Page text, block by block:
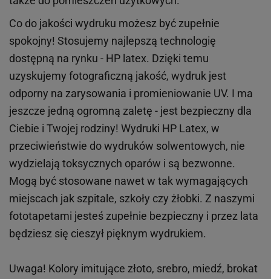
Co do jakości wydruku możesz być zupełnie
spokojny! Stosujemy najlepszą technologię
dostępną na rynku - HP latex. Dzięki temu
uzyskujemy fotograficzną jakość, wydruk jest
odporny na zarysowania i promieniowanie UV. I ma
jeszcze jedną ogromną zaletę - jest bezpieczny dla
Ciebie i Twojej rodziny! Wydruki HP Latex, w
przeciwieństwie do wydruków solwentowych, nie
wydzielają toksycznych oparów i są bezwonne.
Mogą być stosowane nawet w tak wymagających
miejscach jak szpitale, szkoły czy żłobki. Z naszymi
fototapetami jesteś zupełnie bezpieczny i przez lata
będziesz się cieszył pięknym wydrukiem.
Uwaga! Kolory imitujące złoto, srebro, miedź, brokat